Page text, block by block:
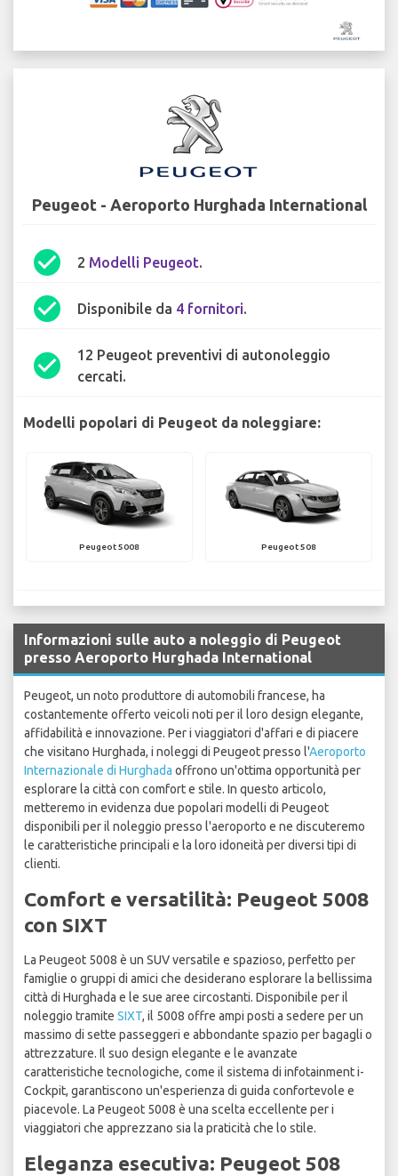
Peugeot - Aeroporto Hurghada International
check_circle 2 Modelli Peugeot.
check_circle Disponibile da 4 fornitori.
check_circle
12 Peugeot preventivi di autonoleggio
cercati.
Modelli popolari di Peugeot da noleggiare:
Peugeot 5008 Peugeot 508
Informazioni sulle auto a noleggio di Peugeot
presso Aeroporto Hurghada International
Peugeot, un noto produttore di automobili francese, ha
costantemente offerto veicoli noti per il loro design elegante,
affidabilità e innovazione. Per i viaggiatori d'affari e di piacere
che visitano Hurghada, i noleggi di Peugeot presso l'Aeroporto
Internazionale di Hurghada offrono un'ottima opportunità per
esplorare la città con comfort e stile. In questo articolo,
metteremo in evidenza due popolari modelli di Peugeot
disponibili per il noleggio presso l'aeroporto e ne discuteremo
le caratteristiche principali e la loro idoneità per diversi tipi di
clienti.
Comfort e versatilità: Peugeot 5008
con SIXT
La Peugeot 5008 è un SUV versatile e spazioso, perfetto per
famiglie o gruppi di amici che desiderano esplorare la bellissima
città di Hurghada e le sue aree circostanti. Disponibile per il
noleggio tramite SIXT, il 5008 offre ampi posti a sedere per un
massimo di sette passeggeri e abbondante spazio per bagagli o
attrezzature. Il suo design elegante e le avanzate
caratteristiche tecnologiche, come il sistema di infotainment i-
Cockpit, garantiscono un'esperienza di guida confortevole e
piacevole. La Peugeot 5008 è una scelta eccellente per i
viaggiatori che apprezzano sia la praticità che lo stile.
Eleganza esecutiva: Peugeot 508